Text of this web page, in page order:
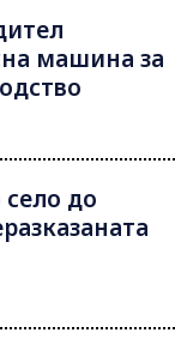
машина за
до